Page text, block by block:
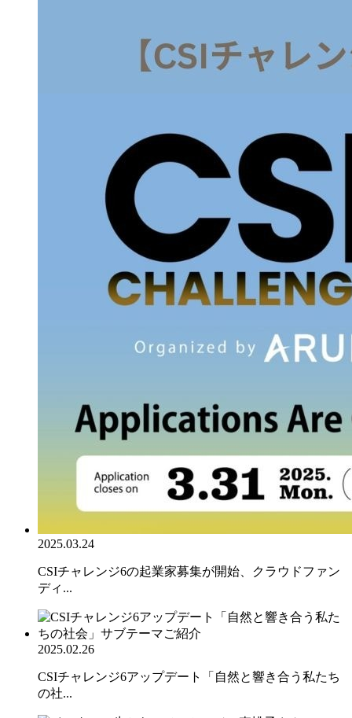
2025.03.24
CSIチャレンジ6の起業家募集が開始、クラウドファン
ディ...
2025.02.26
CSIチャレンジ6アップデート「自然と響き合う私たち
の社...